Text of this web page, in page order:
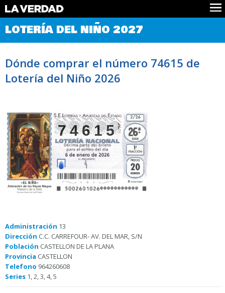
Comprobar Loteria del Niño
Premios
Noticias
Datos
LOTERÍA DEL NIÑO 2027
Dónde comprar el número 74615 de
Lotería del Niño 2026
74615
Administración 13
Dirección C.C. CARREFOUR- AV. DEL MAR, S/N
Población CASTELLON DE LA PLANA
Provincia CASTELLON
Telefono 964260608
Series 1, 2, 3, 4, 5